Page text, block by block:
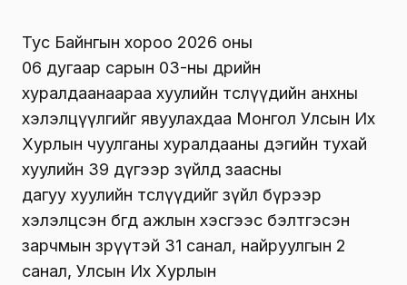
Тус Байнгын хороо 2026 оны
06 дугаар сарын 03-ны өдрийн
хуралдаанаараа хуулийн төслүүдийн анхны
хэлэлцүүлгийг явуулахдаа Монгол Улсын Их
Хурлын чуулганы хуралдааны дэгийн тухай
хуулийн 39 дүгээр зүйлд заасны
дагуу хуулийн төслүүдийг зүйл бүрээр
хэлэлцсэн бөгөөд ажлын хэсгээс бэлтгэсэн
зарчмын зөрүүтэй 31 санал, найруулгын 2
санал, Улсын Их Хурлын